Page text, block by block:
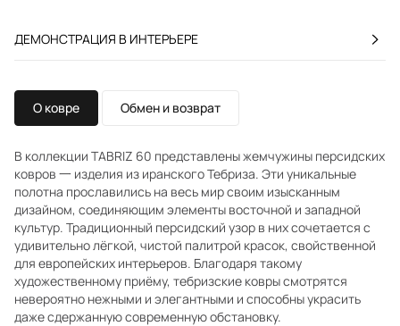
ДЕМОНСТРАЦИЯ В ИНТЕРЬЕРЕ
О ковре Обмен и возврат
В коллекции TABRIZ 60 представлены жемчужины персидских
ковров 一 изделия из иранского Тебриза. Эти уникальные
полотна прославились на весь мир своим изысканным
дизайном, соединяющим элементы восточной и западной
культур. Традиционный персидский узор в них сочетается с
удивительно лёгкой, чистой палитрой красок, свойственной
для европейских интерьеров. Благодаря такому
художественному приёму, тебризские ковры смотрятся
невероятно нежными и элегантными и способны украсить
даже сдержанную современную обстановку.